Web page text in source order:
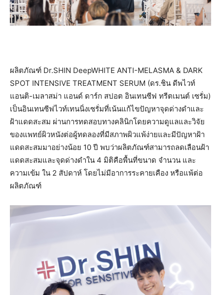
ผลิตภัณฑ์ Dr.SHIN DeepWHITE ANTI-MELASMA & DARK
SPOT INTENSIVE TREATMENT SERUM (ดร.ชิน ดีพไวท์
แอนติ-เมลาสม่า แอนด์ ดาร์ก สปอต อินเทนซีฟ ทรีตเมนต์ เซรั่ม)
เป็นอินเทนซีฟไวท์เทนนิ่งเซรั่มที่เน้นแก้ไขปัญหาจุดด่างดำและ
ฝ้าแดดสะสม ผ่านการทดสอบทางคลินิกโดยความดูแลและวิจัย
ของแพทย์ผิวหนังต่อผู้ทดลองที่มีสภาพผิวแพ้ง่ายและมีปัญหาฝ้า
แดดสะสมมาอย่างน้อย 10 ปี พบว่าผลิตภัณฑ์สามารถลดเลือนฝ้า
แดดสะสมและจุดด่างดำใน 4 มิติคือพื้นที่ขนาด จำนวน และ
ความเข้ม ใน 2 สัปดาห์ โดยไม่มีอาการระคายเคือง หรือแพ้ต่อ
ผลิตภัณฑ์